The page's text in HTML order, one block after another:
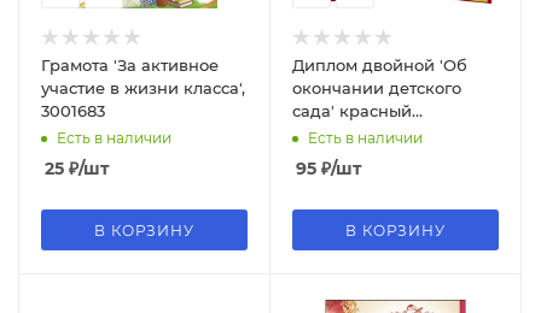
Грамота 'За активное
участие в жизни класса',
3001683
Есть в наличии
25 ₽/шт
В КОРЗИНУ
Диплом двойной 'Об
окончании детского
сада' красный
(бумвинил)
Есть в наличии
95 ₽/шт
В КОРЗИНУ